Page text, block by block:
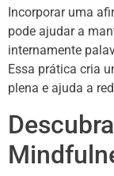
Incorporar uma
pode ajudar a
internamente
Essa prática cria
plena e ajuda a